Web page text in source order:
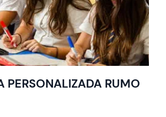
PERSONALIZADA RUMO